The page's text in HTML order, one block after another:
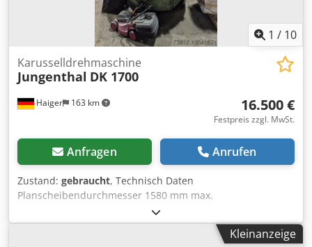
1 / 10
Haiger 163 km
Karusselldrehmaschine
Jungenthal DK 1700
16.500 €
Festpreis zzgl. MwSt.
Anfragen Anrufen
Zustand: gebraucht, Technisch Daten
Planscheibendurchmesser 1580 mm max.
Drehdurchmesser 1700 mm max. Drehhöhe
Querbalkensupport 1250 mm max. Drehhöhe
Seitensupport 1160 mm Dcsdpfxswyn Nto Aqqsk max.
Kleinanzeige